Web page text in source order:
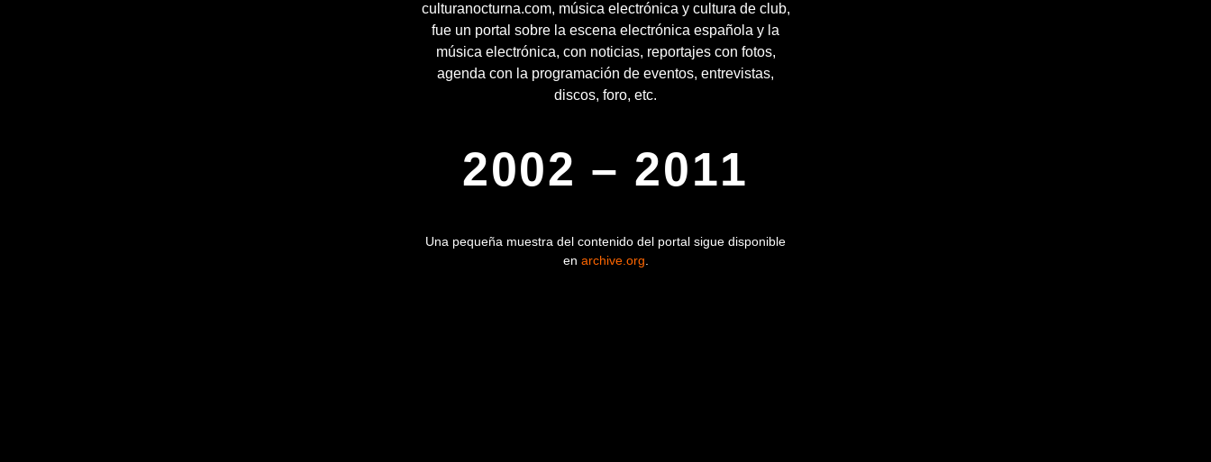
culturanocturna.com, música electrónica y cultura de club,
fue un portal sobre la escena electrónica española y la
música electrónica, con noticias, reportajes con fotos,
agenda con la programación de eventos, entrevistas,
discos, foro, etc.
2002 – 2011
Una pequeña muestra del contenido del portal sigue disponible
en archive.org